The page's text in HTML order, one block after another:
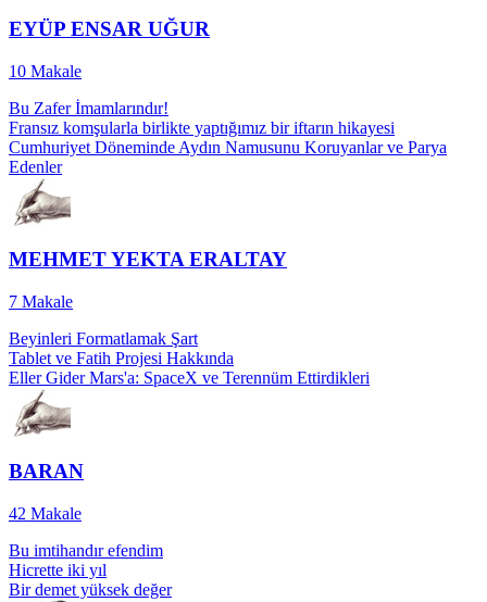
EYÜP ENSAR UĞUR
10 Makale
Bu Zafer İmamlarındır!
Fransız komşularla birlikte yaptığımız bir iftarın hikayesi
Cumhuriyet Döneminde Aydın Namusunu Koruyanlar ve Parya
Edenler
MEHMET YEKTA ERALTAY
7 Makale
Beyinleri Formatlamak Şart
Tablet ve Fatih Projesi Hakkında
Eller Gider Mars'a: SpaceX ve Terennüm Ettirdikleri
BARAN
42 Makale
Bu imtihandır efendim
Hicrette iki yıl
Bir demet yüksek değer